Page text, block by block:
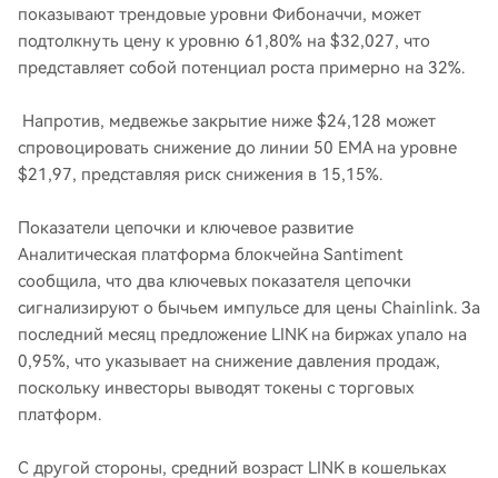
показывают трендовые уровни Фибоначчи, может
подтолкнуть цену к уровню 61,80% на $32,027, что
представляет собой потенциал роста примерно на 32%.
Напротив, медвежье закрытие ниже $24,128 может
спровоцировать снижение до линии 50 EMA на уровне
$21,97, представляя риск снижения в 15,15%.
Показатели цепочки и ключевое развитие
Аналитическая платформа блокчейна Santiment
сообщила, что два ключевых показателя цепочки
сигнализируют о бычьем импульсе для цены Chainlink. За
последний месяц предложение LINK на биржах упало на
0,95%, что указывает на снижение давления продаж,
поскольку инвесторы выводят токены с торговых
платформ.
С другой стороны, средний возраст LINK в кошельках